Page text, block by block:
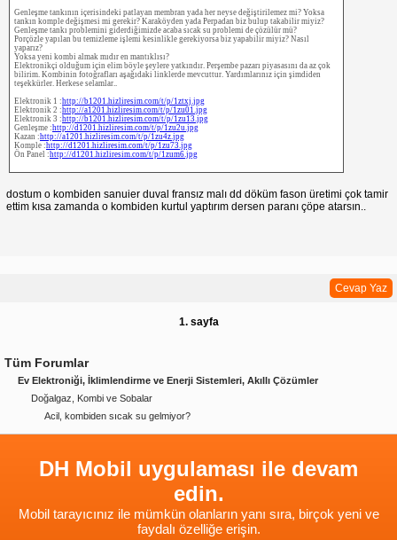
Genleşme tankının içerisindeki patlayan membran yada her neyse değiştirilemez mi? Yoksa
tankın komple değişmesi mi gerekir? Karaköyden yada Perpadan biz bulup takabilir miyiz?
Genleşme tankı problemini giderdiğimizde acaba sıcak su problemi de çözülür mü?
Porçözle yapılan bu temizleme işlemi kesinlikle gerekiyorsa biz yapabilir miyiz? Nasıl
yaparız?
Yoksa yeni kombi almak mıdır en mantıklısı?
Elektronikçi olduğum için elim böyle şeylere yatkındır. Perşembe pazarı piyasasını da az çok
bilirim. Kombinin fotoğrafları aşağıdaki linklerde mevcuttur. Yardımlarınız için şimdiden
teşekkürler. Herkese selamlar..
Elektronik 1 :http://b1201.hizliresim.com/t/p/1ztxj.jpg
Elektronik 2 :http://a1201.hizliresim.com/t/p/1zu01.jpg
Elektronik 3 :http://b1201.hizliresim.com/t/p/1zu13.jpg
Genleşme :http://d1201.hizliresim.com/t/p/1zu2u.jpg
Kazan :http://a1201.hizliresim.com/t/p/1zu4z.jpg
Komple :http://d1201.hizliresim.com/t/p/1zu73.jpg
Ön Panel :http://d1201.hizliresim.com/t/p/1zum6.jpg
dostum o kombiden sanuier duval fransız malı dd döküm fason üretimi çok tamir
ettim kısa zamanda o kombiden kurtul yaptırım dersen paranı çöpe atarsın..
Cevap Yaz
1. sayfa
Tüm Forumlar
Ev Elektroniği, İklimlendirme ve Enerji Sistemleri, Akıllı Çözümler
Doğalgaz, Kombi ve Sobalar
Acil, kombiden sıcak su gelmiyor?
DH Mobil uygulaması ile devam
edin.
Mobil tarayıcınız ile mümkün olanların yanı sıra, birçok yeni ve
faydalı özelliğe erişin.